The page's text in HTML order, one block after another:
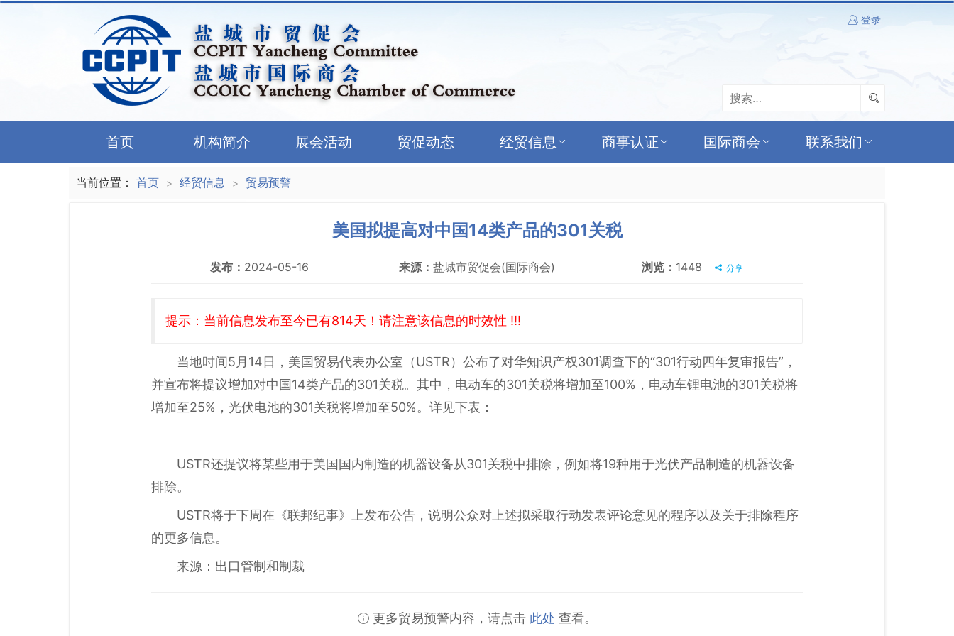
登录
首页 机构简介 展会活动 贸促动态 经贸信息 商事认证 国际商会 联系我们
当前位置： 首页 > 经贸信息 > 贸易预警
美国拟提高对中国14类产品的301关税
发布： 2024-05-16 来源： 盐城市贸促会(国际商会) 浏览： 1448 分享
提示：当前信息发布至今已有814天！请注意该信息的时效性 !!!
当地时间5月14日，美国贸易代表办公室（USTR）公布了对华知识产权301调查下的“301行动四年复审报告”，
并宣布将提议增加对中国14类产品的301关税。其中，电动车的301关税将增加至100%，电动车锂电池的301关税将
增加至25%，光伏电池的301关税将增加至50%。详见下表：
USTR还提议将某些用于美国国内制造的机器设备从301关税中排除，例如将19种用于光伏产品制造的机器设备
排除。
USTR将于下周在《联邦纪事》上发布公告，说明公众对上述拟采取行动发表评论意见的程序以及关于排除程序
的更多信息。
来源：出口管制和制裁
更多贸易预警内容，请点击 此处 查看。